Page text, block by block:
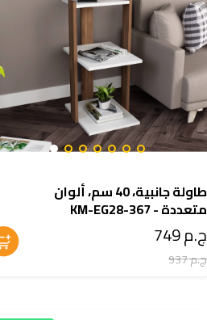
طاولة جانبية، 40 سم، ألوان
متعددة - KM-EG28-367
ج.م 749
ج.م 937